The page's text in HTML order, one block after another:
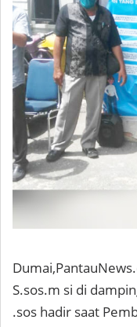
S.sos.m si di
.sos hadir saat